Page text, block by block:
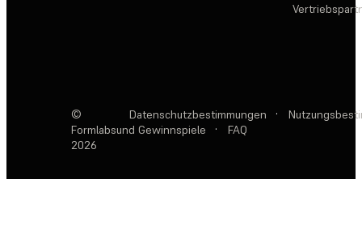
©
Formlabs
2026
Datenschutzbestimmungen ·
und Gewinnspiele
· FAQ